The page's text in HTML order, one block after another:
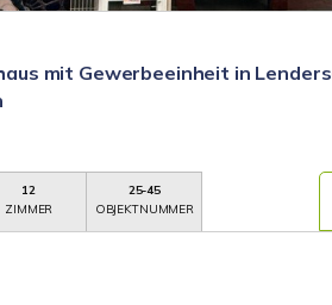
mit Gewerbeeinheit in
12
ZIMMER
25-45
OBJEKTNUMMER